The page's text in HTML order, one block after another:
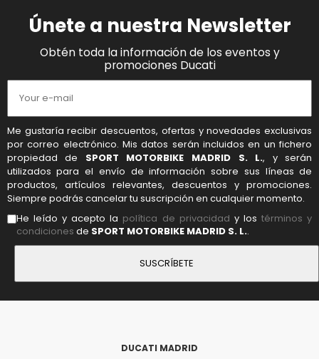
Únete a nuestra Newsletter
Obtén toda la información de los eventos y
promociones Ducati
Me gustaría recibir descuentos, ofertas y novedades exclusivas
por correo electrónico. Mis datos serán incluidos en un fichero
propiedad de SPORT MOTORBIKE MADRID S. L., y serán
utilizados para el envío de información sobre sus líneas de
productos, artículos relevantes, descuentos y promociones.
Siempre podrás cancelar tu suscripción en cualquier momento.
He leído y acepto la política de privacidad y lostérminos y
condiciones de SPORT MOTORBIKE MADRID S. L..
DUCATI MADRID